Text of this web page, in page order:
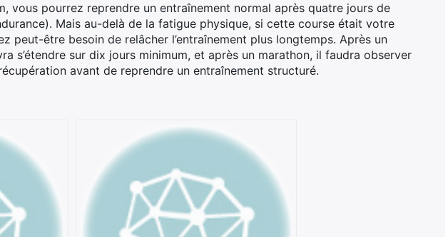
vous pourrez reprendre un entraînement normal après quatre jours de
Mais au-delà de la fatigue physique, si cette course était votre
peut-être besoin de relâcher l’entraînement plus longtemps. Après un
s’étendre sur dix jours minimum, et après un marathon, il faudra observer
avant de reprendre un entraînement structuré.